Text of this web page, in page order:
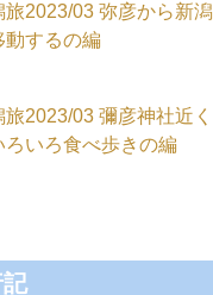
旅2023/03 弥彦から新潟
動するの編
旅2023/03 彌彦神社近く
ろいろ食べ歩きの編